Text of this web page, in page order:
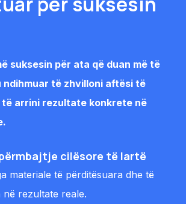
suksesin për ata që duan më të
ndihmuar të zhvilloni aftësi të
të arrini rezultate konkrete në
cilësore të lartë
materiale të përditësuara dhe të
rezultate reale.